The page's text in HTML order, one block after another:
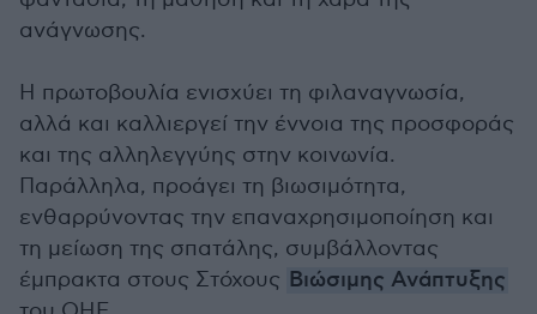
ανάγνωσης.
Η πρωτοβουλία ενισχύει τη φιλαναγνωσία,
αλλά και καλλιεργεί την έννοια της προσφοράς
και της αλληλεγγύης στην κοινωνία.
Παράλληλα, προάγει τη βιωσιμότητα,
ενθαρρύνοντας την επαναχρησιμοποίηση και
τη μείωση της σπατάλης, συμβάλλοντας
έμπρακτα στους Στόχους Βιώσιμης Ανάπτυξης